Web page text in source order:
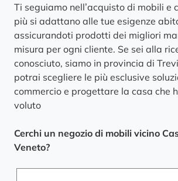
Ti seguiamo nell’acquisto di mobili e
più si adattano alle tue esigenze
assicurandoti prodotti dei migliori
misura per ogni cliente. Se sei alla
conosciuto, siamo in provincia di
potrai scegliere le più esclusive
commercio e progettare la casa che
voluto
Cerchi un negozio di mobili vicino
Veneto?